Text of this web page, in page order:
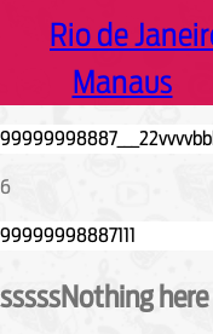
Rio de
Manaus
6
sssssNothing here